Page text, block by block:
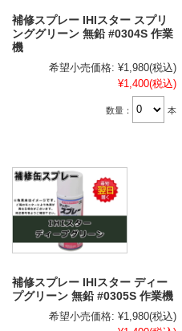
補修スプレー IHIスター スプリ
ンググリーン 無鉛 #0304S 作業
機
希望小売価格: ¥1,980(税込)
¥1,400(税込)
数量： 本
補修スプレー IHIスター ディー
プグリーン 無鉛 #0305S 作業機
希望小売価格: ¥1,980(税込)